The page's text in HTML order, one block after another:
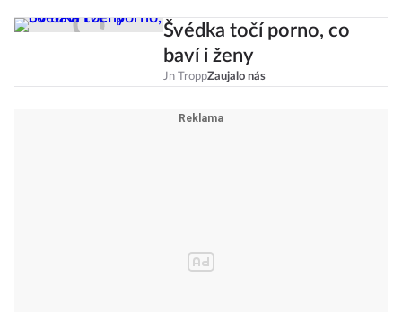
Švédka točí porno, co
baví i ženy
Jn TroppZaujalo nás